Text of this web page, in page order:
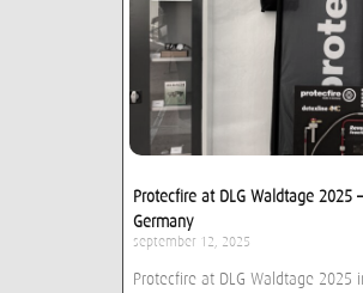
Protecfire at DLG Waldtage 2025
Germany
september 12, 2025
Protecfire at DLG Waldtage 2025